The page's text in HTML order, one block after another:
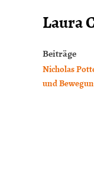
Laura
Beiträge
Nicholas
und